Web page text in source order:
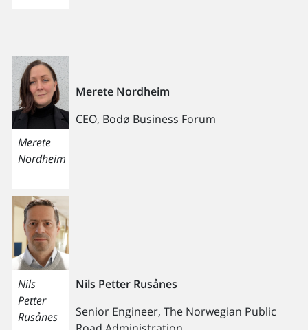
Merete
Nordheim
Merete Nordheim
CEO, Bodø Business Forum
Nils
Petter
Rusånes
Nils Petter Rusånes
Senior Engineer, The Norwegian Public